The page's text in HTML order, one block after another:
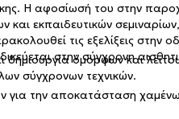
Η αφοσίωσή του στην
εκπαιδευτικών
τις εξελίξεις στην
στην σύγχρονη
δημιουργία όμορφων και
σύγχρονων τεχνικών.
για την αποκατάσταση